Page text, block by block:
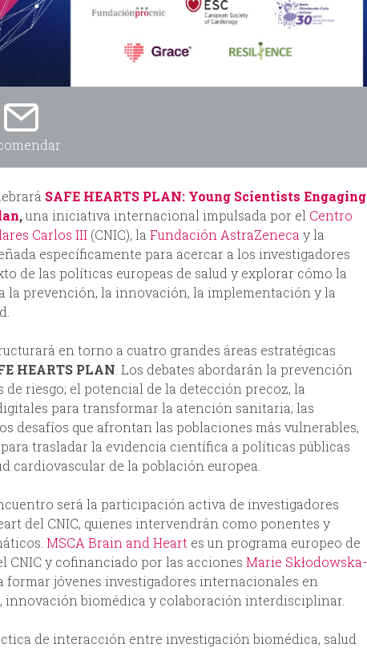
SAFE HEARTS PLAN: Young Scientists Engaging
,una iniciativa internacional impulsada por el Centro
Carlos III (CNIC), la Fundación AstraZeneca y la
específicamente para acercar a los investigadores
de las políticas europeas de salud y explorar cómo la
prevención, la innovación, la implementación y la
en torno a cuatro grandes áreas estratégicas
HEARTS PLAN . Los debates abordarán la prevención
riesgo; el potencial de la detección precoz, la
para transformar la atención sanitaria; las
desafíos que afrontan las poblaciones más vulnerables,
trasladar la evidencia científica a políticas públicas
cardiovascular de la población europea.
será la participación activa de investigadores
del CNIC, quienes intervendrán como ponentes y
MSCA Brain and Heart es un programa europeo de
y cofinanciado por las acciones Marie Skłodowska-
formar jóvenes investigadores internacionales en
biomédica y colaboración interdisciplinar.
de interacción entre investigación biomédica, salud